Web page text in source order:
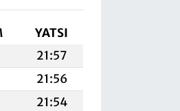
YATSI
21:57
21:56
21:54